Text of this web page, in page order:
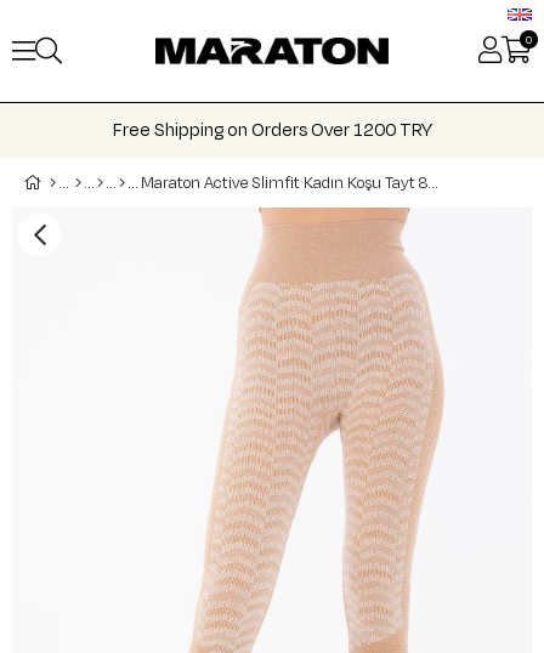
0
Free Shipping on Orders Over 1200 TRY
Maraton Active Slimfit Kadın Koşu Tayt 812117